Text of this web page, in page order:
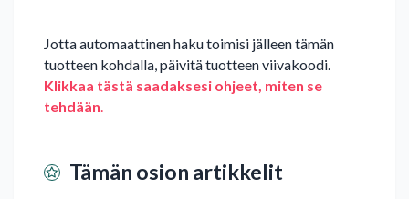
Jotta automaattinen haku toimisi jälleen tämän
tuotteen kohdalla, päivitä tuotteen viivakoodi.
Klikkaa tästä saadaksesi ohjeet, miten se
tehdään.
Tämän osion artikkelit